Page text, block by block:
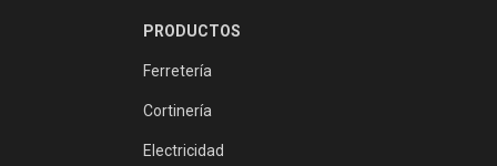
PRODUCTOS
Ferretería
Cortinería
Electricidad